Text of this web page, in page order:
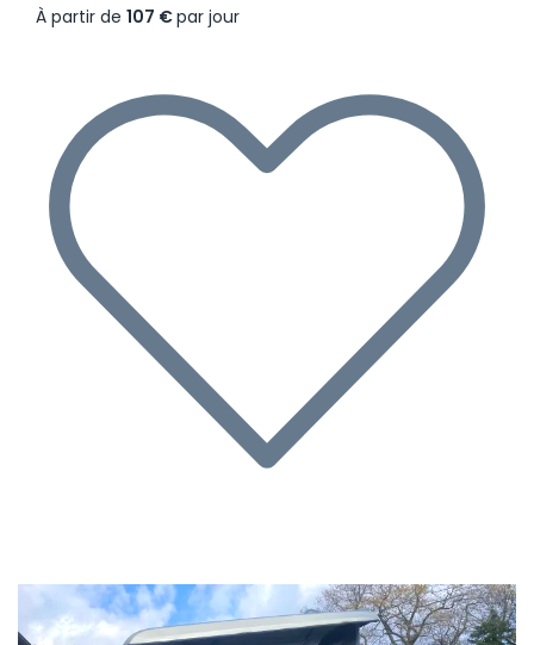
À partir de 107 €par jour